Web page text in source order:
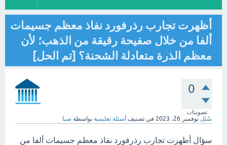
أظهرت تجارب رذرفورد نفاذ معظم جسيمات
ألفا من خلال صفيحة رقيقة من الذهب؛ لأن
معظم الذرة متعادلة الشحنة؟ [تم الحل]
0
تصويتات
سُئل نوفمبر 26، 2023 في تصنيف أسئلة تعليمية بواسطة صبا
سؤال أظهرت تجارب رذرفورد نفاذ معظم جسيمات ألفا من